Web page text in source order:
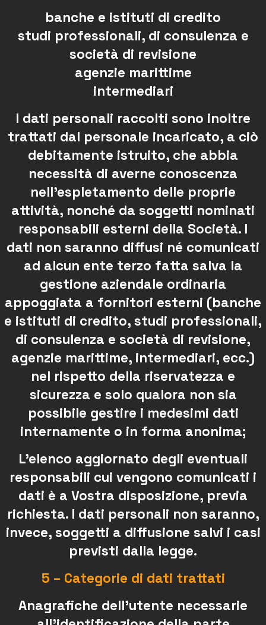
banche e istituti di credito
studi professionali, di consulenza e
società di revisione
agenzie marittime
intermediari
I dati personali raccolti sono inoltre
trattati dal personale incaricato, a ciò
debitamente istruito, che abbia
necessità di averne conoscenza
nell’espletamento delle proprie
attività, nonché da soggetti nominati
responsabili esterni della Società. I
dati non saranno diffusi né comunicati
ad alcun ente terzo fatta salva la
gestione aziendale ordinaria
appoggiata a fornitori esterni (banche
e istituti di credito, studi professionali,
di consulenza e società di revisione,
agenzie marittime, intermediari, ecc.)
nel rispetto della riservatezza e
sicurezza e solo qualora non sia
possibile gestire i medesimi dati
internamente o in forma anonima;
L’elenco aggiornato degli eventuali
responsabili cui vengono comunicati i
dati è a Vostra disposizione, previa
richiesta. I dati personali non saranno,
invece, soggetti a diffusione salvi i casi
previsti dalla legge.
5 – Categorie di dati trattati
Anagrafiche dell’utente necessarie